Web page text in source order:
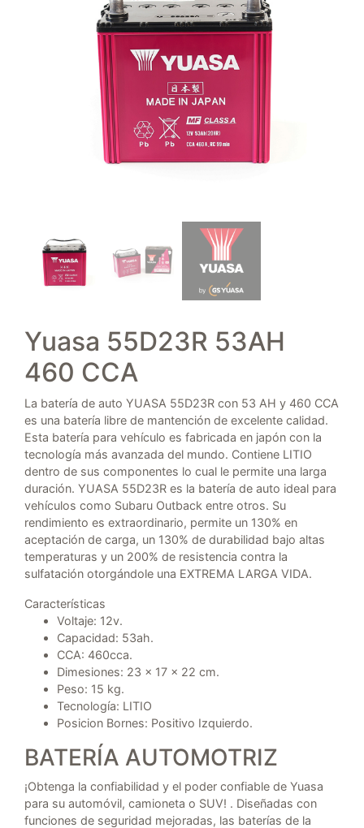
Yuasa 55D23R 53AH
460 CCA
La batería de auto YUASA 55D23R con 53 AH y 460 CCA
es una batería libre de mantención de excelente calidad.
Esta batería para vehículo es fabricada en japón con la
tecnología más avanzada del mundo. Contiene LITIO
dentro de sus componentes lo cual le permite una larga
duración. YUASA 55D23R es la batería de auto ideal para
vehículos como Subaru Outback entre otros. Su
rendimiento es extraordinario, permite un 130% en
aceptación de carga, un 130% de durabilidad bajo altas
temperaturas y un 200% de resistencia contra la
sulfatación otorgándole una EXTREMA LARGA VIDA.
Características
Voltaje: 12v.
Capacidad: 53ah.
CCA: 460cca.
Dimesiones: 23 x 17 x 22 cm.
Peso: 15 kg.
Tecnología: LITIO
Posicion Bornes: Positivo Izquierdo.
BATERÍA AUTOMOTRIZ
¡Obtenga la confiabilidad y el poder confiable de Yuasa
para su automóvil, camioneta o SUV! . Diseñadas con
funciones de seguridad mejoradas, las baterías de la